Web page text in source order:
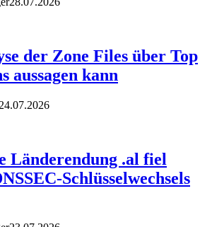
der Zone Files über Top
aussagen kann
24.07.2026
Länderendung .al fiel
Schlüsselwechsels